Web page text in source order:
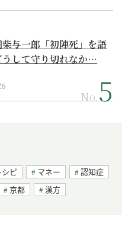
与一郎「初陣死」を語
うして守り切れなか…
No.
ピ マネー
認知症
京都 漢方